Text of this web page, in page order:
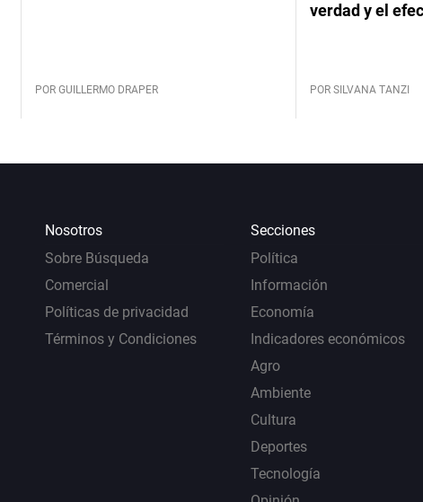
POR GUILLERMO DRAPER
verdad y el
POR SILVANA TANZI
Nosotros
Sobre Búsqueda
Comercial
Políticas de privacidad
Términos y Condiciones
Secciones
Política
Información
Economía
Indicadores económicos
Agro
Ambiente
Cultura
Deportes
Tecnología